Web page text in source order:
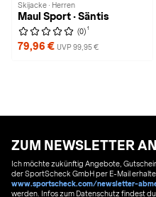
Skijacke · Herren
Maul Sport · Säntis
(0) 1
79,96 € UVP 99,95 €
ZUM NEWSLETTER
Ich möchte zukünftig Angebote,
der SportScheck GmbH per E-Mail
www.sportscheck.com/newsletter-
werden. Infos zum Datenschutz findest du